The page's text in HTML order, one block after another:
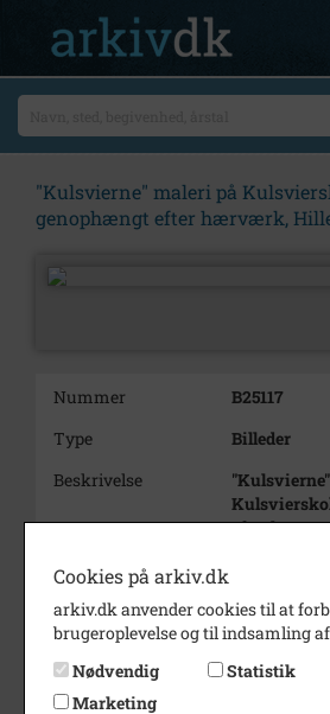
"Kulsvierne" maleri på
genophængt efter hærværk,
Nummer
B25117
Type
Billeder
Beskrivelse
efter
Årstal
Dateringsnote
26/2 1976
Fotograf
Jørgen
Cookies på arkiv.dk
arkiv.dk anvender cookies til at
brugeroplevelse og til indsamling
Nødvendig
Statistik
Marketing